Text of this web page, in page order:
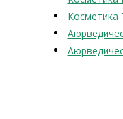
Косметика